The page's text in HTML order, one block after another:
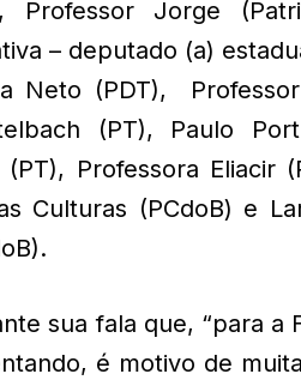
Professor Jorge
– deputado (a)
Neto (PDT),
(PT), Paulo
Professora Eliacir
Culturas (PCdoB) e
sua fala que, “para a
é motivo de